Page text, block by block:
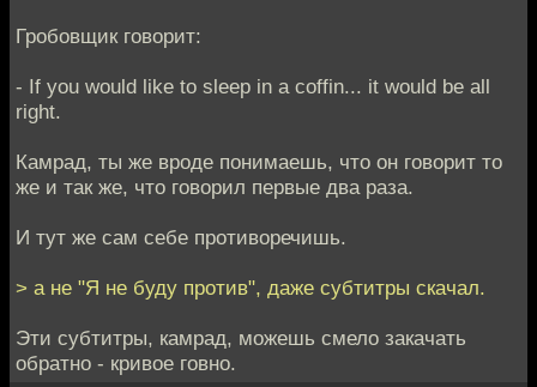
Гробовщик говорит:
- If you would like to sleep in a coffin... it would be all
right.
Камрад, ты же вроде понимаешь, что он говорит то
же и так же, что говорил первые два раза.
И тут же сам себе противоречишь.
> а не "Я не буду против", даже субтитры скачал.
Эти субтитры, камрад, можешь смело закачать
обратно - кривое говно.